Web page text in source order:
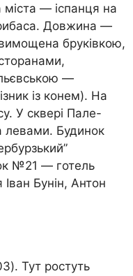
— іспанця на
Довжина —
бруківкою,
—
із конем). На
У сквері Пале-
левами. Будинок
№21 — готель
Бунін, Антон
Тут ростуть